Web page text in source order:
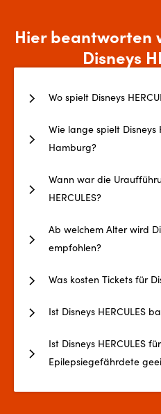
Hier beantworten
Disneys
Wo spielt Disneys
Wie lange spielt Disneys
Hamburg?
Wann war die
HERCULES?
Ab welchem Alter wird
empfohlen?
Was kosten Tickets für
Ist Disneys HERCULES
Ist Disneys HERCULES
Epilepsiegefährdete